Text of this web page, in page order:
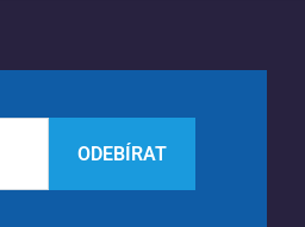
ODEBÍRAT